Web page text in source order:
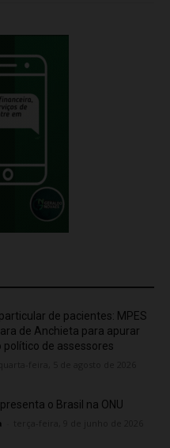
de pacientes: MPES
de Anchieta para apurar
político de assessores
o Brasil na ONU